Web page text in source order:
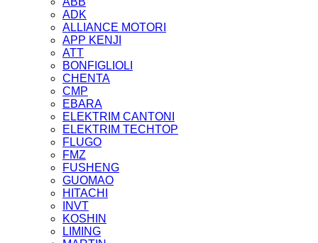
ADK
ALLIANCE MOTORI
APP KENJI
ATT
BONFIGLIOLI
CHENTA
CMP
EBARA
ELEKTRIM CANTONI
ELEKTRIM TECHTOP
FLUGO
FMZ
FUSHENG
GUOMAO
HITACHI
INVT
KOSHIN
LIMING